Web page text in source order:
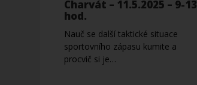
Charvát – 11.5.2025 – 9-13
hod.
Nauč se další taktické situace
sportovního zápasu kumite a
procvič si je…